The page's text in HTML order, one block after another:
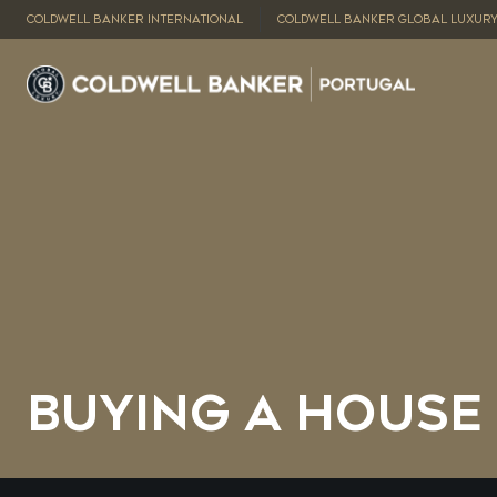
COLDWELL BANKER INTERNATIONAL COLDWELL BANKER GLOBAL LUXURY
BUYING A HOUSE